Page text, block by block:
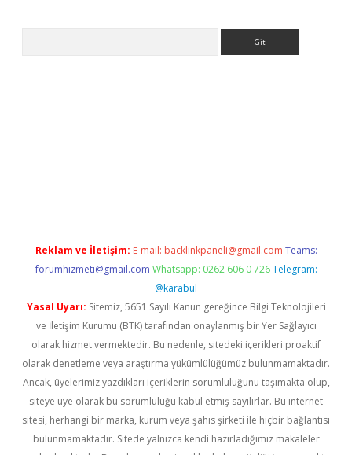
Reklam ve İletişim: E-mail: backlinkpaneli@gmail.com Teams:
forumhizmeti@gmail.com Whatsapp: 0262 606 0 726 Telegram:
@karabul
Yasal Uyarı: Sitemiz, 5651 Sayılı Kanun gereğince Bilgi Teknolojileri
ve İletişim Kurumu (BTK) tarafından onaylanmış bir Yer Sağlayıcı
olarak hizmet vermektedir. Bu nedenle, sitedeki içerikleri proaktif
olarak denetleme veya araştırma yükümlülüğümüz bulunmamaktadır.
Ancak, üyelerimiz yazdıkları içeriklerin sorumluluğunu taşımakta olup,
siteye üye olarak bu sorumluluğu kabul etmiş sayılırlar. Bu internet
sitesi, herhangi bir marka, kurum veya şahıs şirketi ile hiçbir bağlantısı
bulunmamaktadır. Sitede yalnızca kendi hazırladığımız makaleler